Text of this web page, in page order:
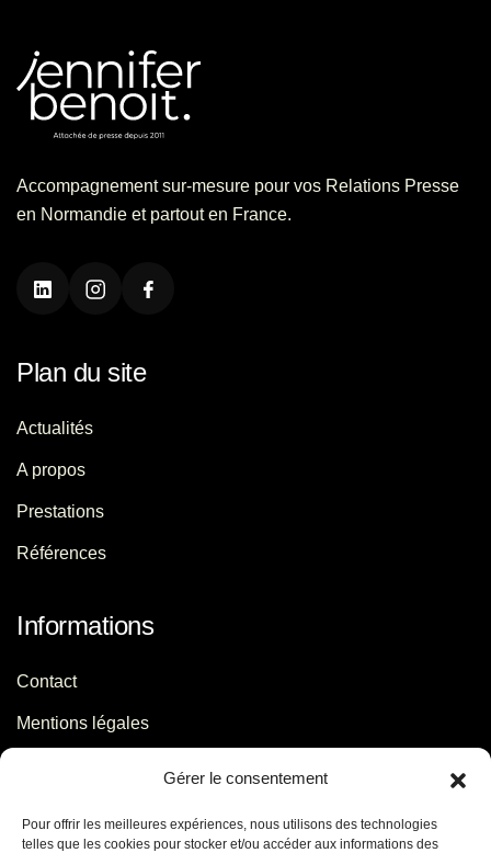
Gérer le consentement
Pour offrir les meilleures expériences, nous utilisons des technologies
telles que les cookies pour stocker et/ou accéder aux informations des
Accompagnement sur-mesure pour vos Relations Presse
en Normandie et partout en France.
Plan du site
Actualités
A propos
Prestations
Références
Informations
Contact
Mentions légales
Contact